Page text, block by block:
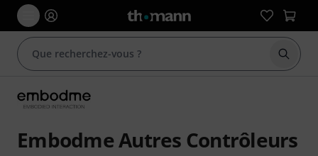
Embodme Autres Contrôleurs